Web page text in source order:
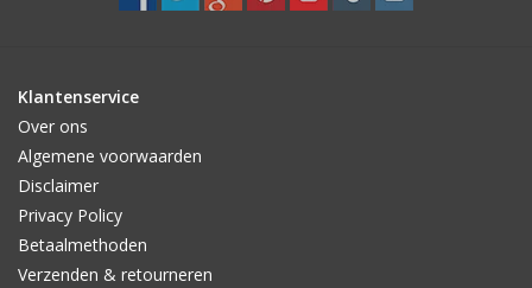
Merken
Klantenservice
Over ons
Algemene voorwaarden
Disclaimer
Privacy Policy
Betaalmethoden
Verzenden & retourneren